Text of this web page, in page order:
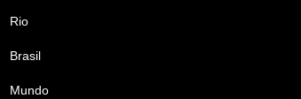
Rio
Brasil
Mundo